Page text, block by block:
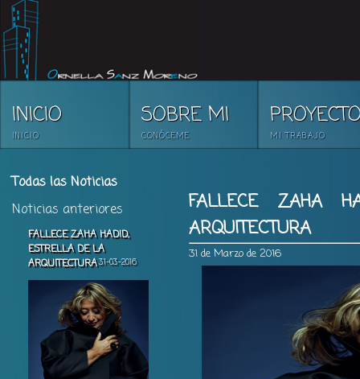
INICIO
INICIO
SOBRE MI
CONÓCEME MI TRABAJO
Todas las Noticias
Noticias anteriores
FALLECE ZAHA HADID,
ESTRELLA DE LA
ARQUITECTURA31-03-2016
FALLECE ZAHA
ARQUITECTURA
31 de Marzo de 2016